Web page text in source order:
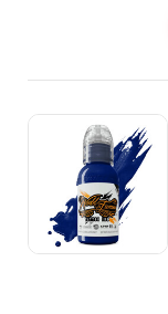
Количество